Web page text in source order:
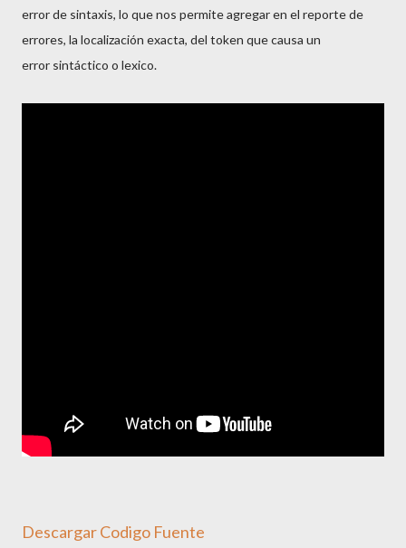
error de sintaxis, lo que nos permite agregar en el reporte de
errores, la localización exacta, del token que causa un
error sintáctico o lexico.
Descargar Codigo Fuente